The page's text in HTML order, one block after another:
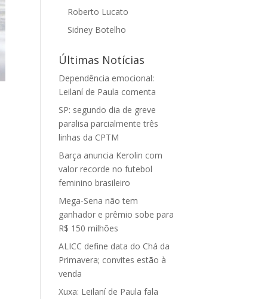
Roberto Lucato
Sidney Botelho
Últimas Notícias
Dependência emocional:
Leilaní de Paula comenta
SP: segundo dia de greve
paralisa parcialmente três
linhas da CPTM
Barça anuncia Kerolin com
valor recorde no futebol
feminino brasileiro
Mega-Sena não tem
ganhador e prêmio sobe para
R$ 150 milhões
ALICC define data do Chá da
Primavera; convites estão à
venda
Xuxa: Leilaní de Paula fala